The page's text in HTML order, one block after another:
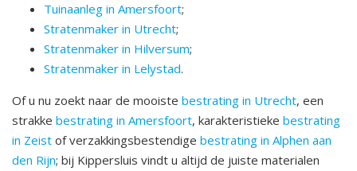
Tuinaanleg in Amersfoort;
Stratenmaker in Utrecht;
Stratenmaker in Hilversum;
Stratenmaker in Lelystad.
Of u nu zoekt naar de mooiste bestrating in Utrecht, een
strakke bestrating in Amersfoort, karakteristieke bestrating
in Zeist of verzakkingsbestendige bestrating in Alphen aan
den Rijn; bij Kippersluis vindt u altijd de juiste materialen